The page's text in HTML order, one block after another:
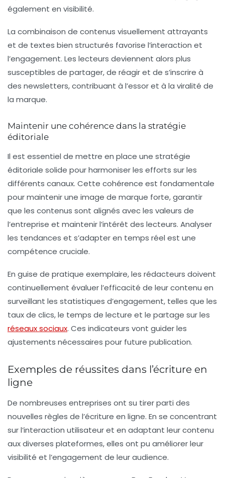
également en visibilité.
La combinaison de contenus visuellement attrayants
et de textes bien structurés favorise l’interaction et
l’engagement. Les lecteurs deviennent alors plus
susceptibles de partager, de réagir et de s’inscrire à
des newsletters, contribuant à l’essor et à la viralité de
la marque.
Maintenir une cohérence dans la stratégie
éditoriale
Il est essentiel de mettre en place une stratégie
éditoriale solide pour harmoniser les efforts sur les
différents canaux. Cette cohérence est fondamentale
pour maintenir une image de marque forte, garantir
que les contenus sont alignés avec les valeurs de
l’entreprise et maintenir l’intérêt des lecteurs. Analyser
les tendances et s’adapter en temps réel est une
compétence cruciale.
En guise de pratique exemplaire, les rédacteurs doivent
continuellement évaluer l’efficacité de leur contenu en
surveillant les statistiques d’engagement, telles que les
taux de clics, le temps de lecture et le partage sur les
réseaux sociaux. Ces indicateurs vont guider les
ajustements nécessaires pour future publication.
Exemples de réussites dans l’écriture en
ligne
De nombreuses entreprises ont su tirer parti des
nouvelles règles de l’écriture en ligne. En se concentrant
sur l’interaction utilisateur et en adaptant leur contenu
aux diverses plateformes, elles ont pu améliorer leur
visibilité et l’engagement de leur audience.